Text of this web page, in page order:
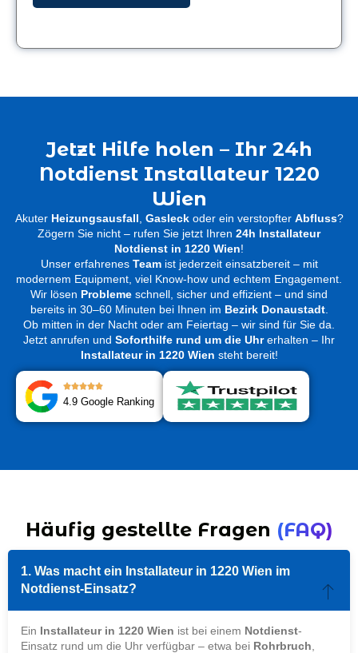
Jetzt Hilfe holen – Ihr 24h
Notdienst Installateur 1220
Wien
Akuter Heizungsausfall Gasleckoder ein verstopfter Abfluss?
Zögern Sie nicht – rufen Sie jetzt Ihren 24h Installateur
Notdienst in 1220 Wien!
Unser erfahrenes Teamist jederzeit einsatzbereit – mit
modernem Equipment, viel Know-how und echtem Engagement.
Wir lösen Probleme schnell, sicher und effizient – und sind
bereits in 30–60 Minuten bei Ihnen im Bezirk Donaustadt.
Ob mitten in der Nacht oder am Feiertag – wir sind für Sie da.
Jetzt anrufen und Soforthilfe rund um die Uhrerhalten – Ihr
Installateur in 1220 Wien steht bereit!
4.9 Google Ranking
Häufig gestellte Fragen (FAQ)
1. Was macht ein Installateur in 1220 Wien im
Notdienst-Einsatz?
Ein Installateur in 1220 Wien ist bei einem Notdienst-
Einsatz rund um die Uhr verfügbar – etwa bei Rohrbruch